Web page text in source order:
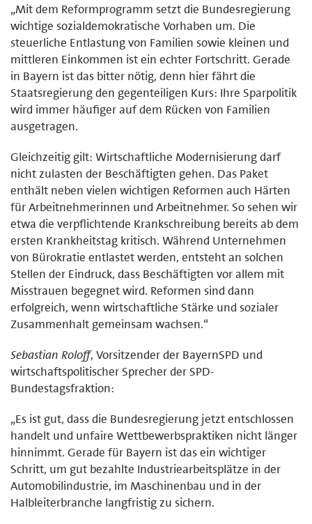
„Mit dem Reformprogramm setzt die Bundesregierung
wichtige sozialdemokratische Vorhaben um. Die
steuerliche Entlastung von Familien sowie kleinen und
mittleren Einkommen ist ein echter Fortschritt. Gerade
in Bayern ist das bitter nötig, denn hier fährt die
Staatsregierung den gegenteiligen Kurs: Ihre Sparpolitik
wird immer häufiger auf dem Rücken von Familien
ausgetragen.
Gleichzeitig gilt: Wirtschaftliche Modernisierung darf
nicht zulasten der Beschäftigten gehen. Das Paket
enthält neben vielen wichtigen Reformen auch Härten
für Arbeitnehmerinnen und Arbeitnehmer. So sehen wir
etwa die verpflichtende Krankschreibung bereits ab dem
ersten Krankheitstag kritisch. Während Unternehmen
von Bürokratie entlastet werden, entsteht an solchen
Stellen der Eindruck, dass Beschäftigten vor allem mit
Misstrauen begegnet wird. Reformen sind dann
erfolgreich, wenn wirtschaftliche Stärke und sozialer
Zusammenhalt gemeinsam wachsen.“
Sebastian Roloff, Vorsitzender der BayernSPD und
wirtschaftspolitischer Sprecher der SPD-
Bundestagsfraktion:
„Es ist gut, dass die Bundesregierung jetzt entschlossen
handelt und unfaire Wettbewerbspraktiken nicht länger
hinnimmt. Gerade für Bayern ist das ein wichtiger
Schritt, um gut bezahlte Industriearbeitsplätze in der
Automobilindustrie, im Maschinenbau und in der
Halbleiterbranche langfristig zu sichern.